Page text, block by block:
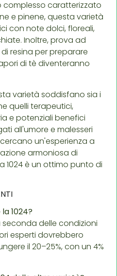
caratterizzato
e pinene, questa varietà
con note dolci, floreali,
Inoltre, prova ad
resina per preparare
di tè diventeranno
varietà soddisfano sia i
quelli terapeutici,
e potenziali benefici
all'umore e malesseri
un'esperienza a
armoniosa di
1024 è un ottimo punto di
1024?
seconda delle condizioni
esperti dovrebbero
il 20–25%, con un 4%